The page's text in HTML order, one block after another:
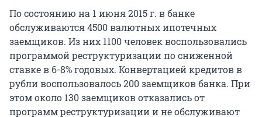
По состоянию на 1 июня 2015 г. в банке
обслуживаются 4500 валютных ипотечных
заемщиков. Из них 1100 человек воспользовались
программой реструктуризации по сниженной
ставке в 6-8% годовых. Конвертацией кредитов в
рубли воспользовалось 200 заемщиков банка. При
этом около 130 заемщиков отказались от
программ реструктуризации и не обслуживают